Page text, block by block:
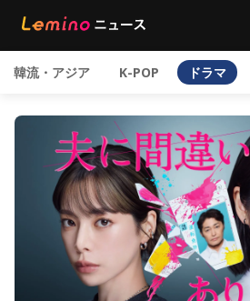
韓流・アジア K-POP ドラマ